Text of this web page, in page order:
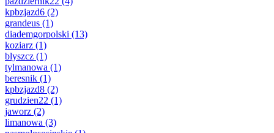
kpbzjazd6 (2)
grandeus (1)
diademgorpolski (13)
koziarz (1)
blyszcz (1)
tylmanowa (1)
beresnik (1)
kpbzjazd8 (2)
grudzien22 (1)
jaworz (2)
limanowa (3)